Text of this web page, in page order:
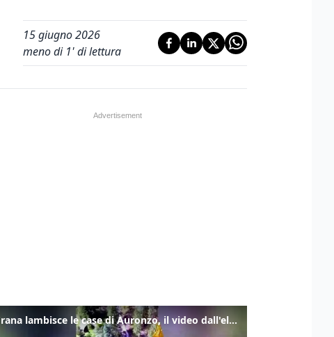
15 giugno 2026
meno di 1' di lettura
Frana lambisce le case di Auronzo, il video dall'elicottero dei vigili del fuoco